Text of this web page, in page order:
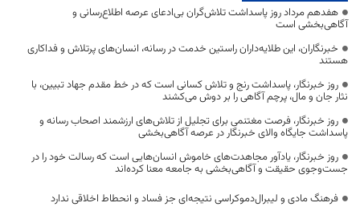
هفدهم مرداد روز پاسداشت تلاش‌گران بی‌ادعای عرصه اطلاع‌رسانی و
آگاهی‌بخشی است
خبرنگاران، این طلایه‌داران راستین خدمت در رسانه، انسان‌های پرتلاش و فداکاری
هستند
روز خبرنگار، پاسداشت رنج و تلاش کسانی است که در خط مقدم جهاد تبیین، با
نثار جان و مال، پرچم آگاهی را بر دوش می‌کشند
روز خبرنگار، فرصت مغتنمی برای تجلیل از تلاش‌های ارزشمند اصحاب رسانه و
پاسداشت جایگاه والای خبرنگار در عرصه آگاهی‌بخشی
روز خبرنگار، یادآور مجاهدت‌های خاموش انسان‌هایی است که رسالت خود را در
جست‌وجوی حقیقت و آگاهی‌بخشی به جامعه معنا کرده‌اند
فرهنگ مادی و لیبرال‌دموکراسی نتیجه‌ای جز فساد و انحطاط اخلاقی ندارد